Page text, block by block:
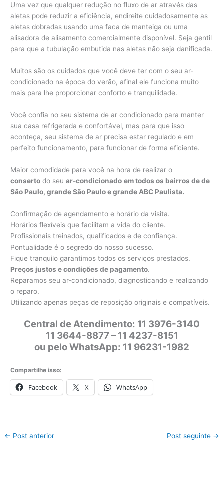
Uma vez que qualquer redução no fluxo de ar através das
aletas pode reduzir a eficiência, endireite cuidadosamente as
aletas dobradas usando uma faca de manteiga ou uma
alisadora de alisamento comercialmente disponível. Seja gentil
para que a tubulação embutida nas aletas não seja danificada.
Muitos são os cuidados que você deve ter com o seu ar-
condicionado na época do verão, afinal ele funciona muito
mais para lhe proporcionar conforto e tranquilidade.
Você confia no seu sistema de ar condicionado para manter
sua casa refrigerada e confortável, mas para que isso
aconteça, seu sistema de ar precisa estar regulado e em
perfeito funcionamento, para funcionar de forma eficiente.
Maior comodidade para você na hora de realizar o
conserto do seuar-condicionado em todos os bairros de de
São Paulo, grande São Paulo e grande ABC Paulista.
Confirmação de agendamento e horário da visita.
Horários flexíveis que facilitam a vida do cliente.
Profissionais treinados, qualificados e de confiança.
Pontualidade é o segredo do nosso sucesso.
Fique tranquilo garantimos todos os serviços prestados.
Preços justos e condições de pagamento.
Reparamos seu ar-condicionado, diagnosticando e realizando
o reparo.
Utilizando apenas peças de reposição originais e compatíveis.
Central de Atendimento: 11 3976-3140
11 3644-8877 – 11 4237-8151
ou pelo WhatsApp: 11 96231-1982
Compartilhe isso:
Facebook X WhatsApp
← Post anterior Post seguinte →